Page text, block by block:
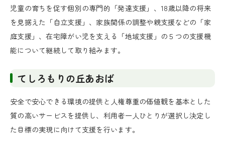
児童の育ちを促す個別の専門的「発達支援」、18歳以降の将来
を見据えた「自立支援」、家族関係の調整や親支援などの「家
庭支援」、在宅障がい児を支える「地域支援」の５つの支援機
能について継続して取り組みます。
てしろもりの丘あおば
安全で安心できる環境の提供と人権尊重の価値観を基本とした
質の高いサービスを提供し、利用者一人ひとりが選択し決定し
た目標の実現に向けて支援を行います。